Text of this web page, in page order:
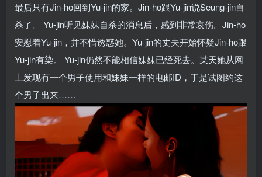
最后只有Jin-ho回到Yu-jin的家。Jin-ho跟Yu-jin说Seung-jin自
杀了。 Yu-jin听见妹妹自杀的消息后，感到非常哀伤。Jin-ho
安慰着Yu-jin，并不惜诱惑她。Yu-jin的丈夫开始怀疑Jin-ho跟
Yu-jin有染。 Yu-jin仍然不能相信妹妹已经死去。某天她从网
上发现有一个男子使用和妹妹一样的电邮ID，于是试图约这
个男子出来……